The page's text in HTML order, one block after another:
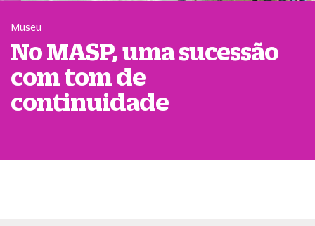
Museu
No MASP, uma sucessão
com tom de
continuidade